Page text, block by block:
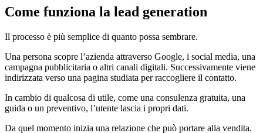
Come funziona la lead generation
Il processo è più semplice di quanto possa sembrare.
Una persona scopre l’azienda attraverso Google, i social media, una
campagna pubblicitaria o altri canali digitali. Successivamente viene
indirizzata verso una pagina studiata per raccogliere il contatto.
In cambio di qualcosa di utile, come una consulenza gratuita, una
guida o un preventivo, l’utente lascia i propri dati.
Da quel momento inizia una relazione che può portare alla vendita.